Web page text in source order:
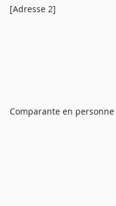
[Adresse 2]
Comparante en personne